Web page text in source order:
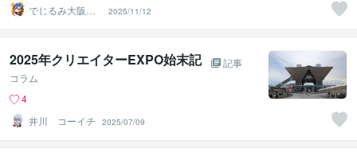
でじるみ大阪本
町
2025/11/12
2025年クリエイターEXPO始末記
記事
コラム
4
井川 コーイチ
2025/07/09